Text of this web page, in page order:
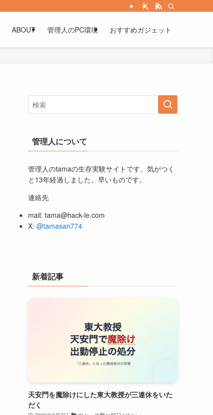
ABOUT 管理人のPC環境 おすすめガジェット
管理人について
管理人のtamaの生存実験サイトです。気がつく
と13年経過しました。早いものです。
連絡先
mail: tama@hack-le.com
X: @tamasan774
新着記事
天安門を魔除けにした東大教授が三連休をいた
だく